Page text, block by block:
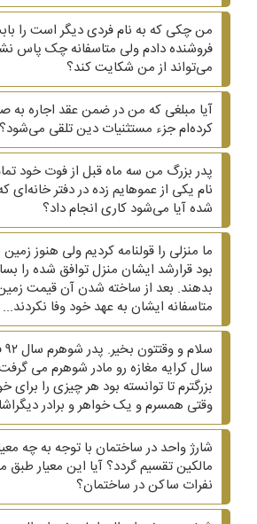
من چکی که به نام فردی دیگر است را
فروشنده دادم ولی متاسفانه چک پاس
می‌تواند از من شکایت کند؟
آیا مبلغی که من در ضمن عقد اجاره به
کرده‌ام جزء مستثنیات دین تلقی می‌شود؟
پدر بزرگ من سه ماه قبل از فوت خود
نام یکی از عموهایم زده در دفتر
شده آیا می‌شود کاری انجام داد؟
ما منزلی را قولنامه کردیم ولی هنوز
بود قرارشد ایشان منزل توافق شده را
بدهند. بعد از ساخته شدن آن قیمت
متاسفانه ایشان به عهد خود وفا نکردند...
سال کرایه مغازه رو مادر شوهرم می
بزرگترم تا توانسته بود هر چیزی را
وقتی همسرم و یک خواهر و برادر
شارژ واحد در ساختمان با توجه به چه
مالکین تقسیم گردد؟ آیا این معیار طبق
نفرات ساکن در ساختمان؟